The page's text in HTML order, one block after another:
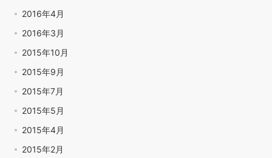
2016年4月
2016年3月
2015年10月
2015年9月
2015年7月
2015年5月
2015年4月
2015年2月